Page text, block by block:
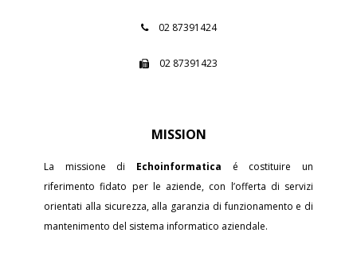
02 87391424
02 87391423
MISSION
La missione di Echoinformatica é costituire un
riferimento fidato per le aziende, con l’offerta di servizi
orientati alla sicurezza, alla garanzia di funzionamento e di
mantenimento del sistema informatico aziendale.